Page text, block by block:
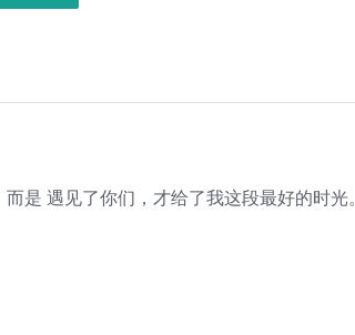
而是 遇见了你们， 才给了我这段最好的时光。